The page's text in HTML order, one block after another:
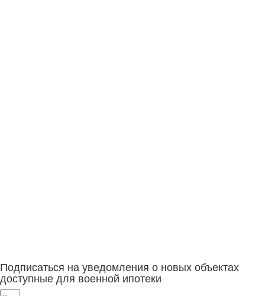
Подписаться на уведомления о новых объектах
доступные для военной ипотеки